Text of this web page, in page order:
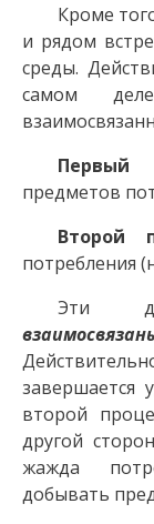
Кроме
и рядом
среды.
самом
Первый
предметов
Второй
потребления
Эти
завершается
второй
другой
жажда
добывать